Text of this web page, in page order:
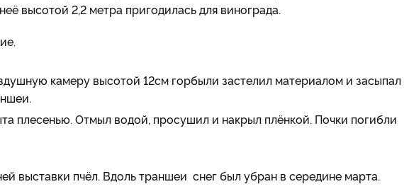
высотой 2,2 метра пригодилась для винограда.
камеру высотой 12см горбыли застелил материалом и засыпал
плесенью. Отмыл водой, просушил и накрыл плёнкой. Почки погибли
выставки пчёл. Вдоль траншеи снег был убран в середине марта.